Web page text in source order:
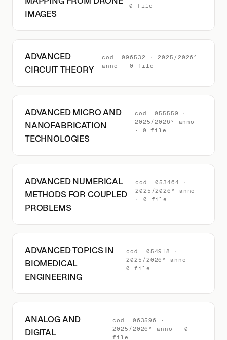
IMAGES
0 file
ADVANCED
CIRCUIT THEORY
cod. 096532 · 2025/2026°
anno · 0 file
ADVANCED MICRO AND
NANOFABRICATION
TECHNOLOGIES
cod. 055559 ·
2025/2026° anno
· 0 file
ADVANCED NUMERICAL
METHODS FOR COUPLED
PROBLEMS
cod. 053464 ·
2025/2026° anno
· 0 file
ADVANCED TOPICS IN
BIOMEDICAL
ENGINEERING
cod. 054918 ·
2025/2026° anno ·
0 file
ANALOG AND
DIGITAL
cod. 063596 ·
2025/2026° anno · 0
file